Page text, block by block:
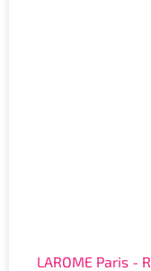
LAROME Paris -